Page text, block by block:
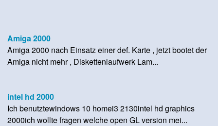
Amiga 2000
Amiga 2000 nach Einsatz einer def. Karte , jetzt bootet der
Amiga nicht mehr , Diskettenlaufwerk Lam...
intel hd 2000
Ich benutztewindows 10 homei3 2130intel hd graphics
2000ich wollte fragen welche open GL version mei...